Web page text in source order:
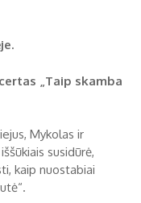
„Taip skamba
Mykolas ir
susidūrė,
kaip nuostabiai